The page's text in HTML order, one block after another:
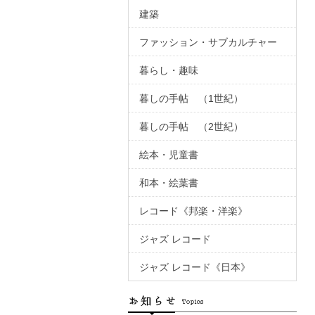
建築
ファッション・サブカルチャー
暮らし・趣味
暮しの手帖 （1世紀）
暮しの手帖 （2世紀）
絵本・児童書
和本・絵葉書
レコード《邦楽・洋楽》
ジャズ レコード
ジャズ レコード《日本》